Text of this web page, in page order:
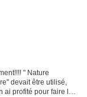
" Nature
devait être utilisé,
ai profité pour faire le